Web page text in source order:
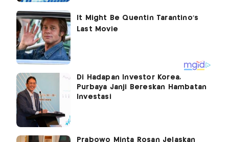
Di Hadapan Investor Korea,
Purbaya Janji Bereskan Hambatan
Investasi
Prabowo Minta Rosan Jelaskan